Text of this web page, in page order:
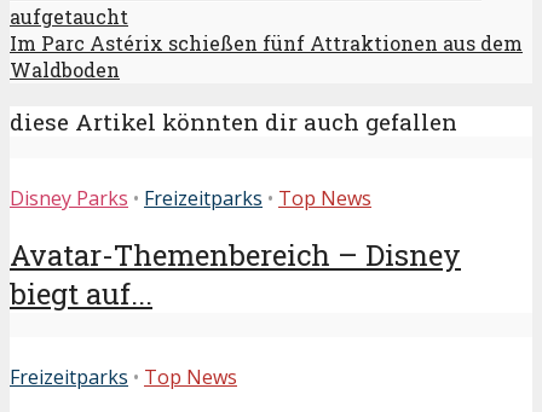
aufgetaucht
Im Parc Astérix schießen fünf Attraktionen aus dem
Waldboden
diese Artikel könnten dir auch gefallen
Disney Parks • Freizeitparks • Top News
Avatar-Themenbereich – Disney
biegt auf...
Freizeitparks • Top News